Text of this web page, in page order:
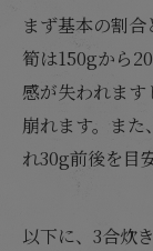
まず基本の割合
筍は150gから
感が失われま
崩れます。ま
れ30g前後を目
以下に、3合炊